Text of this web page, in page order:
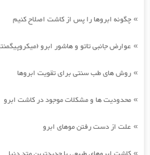
» چگونه ابروها را پس از کاشت اصلاح کنیم
» عوارض جانبی تاتو و هاشور ابرو
» روش های طب سنتی برای تقویت ابروها
» محدودیت ها و مشکلات موجود در کاشت ابرو
» علت از دست رفتن موهای ابرو
»